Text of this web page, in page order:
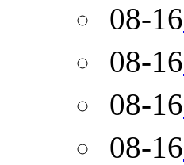
08-16
08-16
08-16
08-16